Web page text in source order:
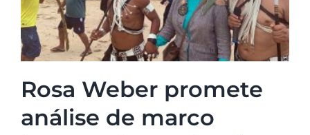
Rosa Weber promete
análise de marco